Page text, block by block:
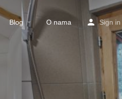
Blog O nama Sign in